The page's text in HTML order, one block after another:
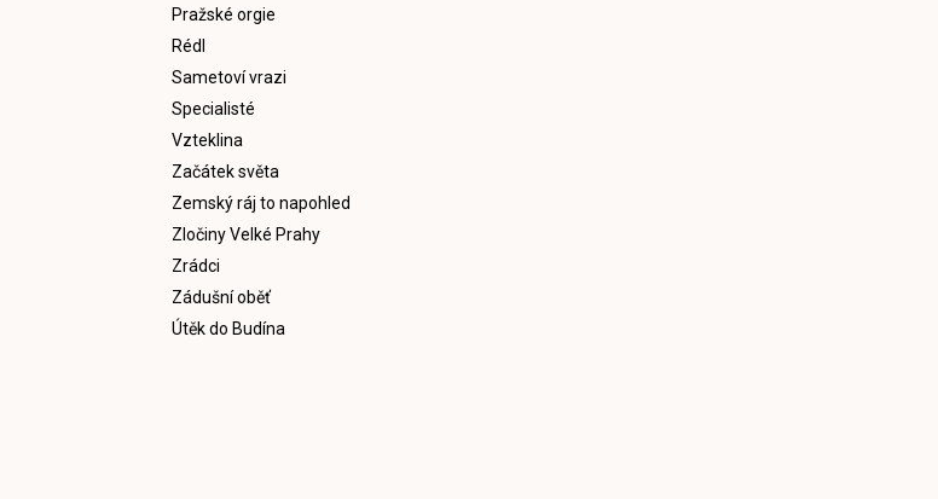
Pražské orgie
Rédl
Sametoví vrazi
Specialisté
Vzteklina
Začátek světa
Zemský ráj to napohled
Zločiny Velké Prahy
Zrádci
Zádušní oběť
Útěk do Budína